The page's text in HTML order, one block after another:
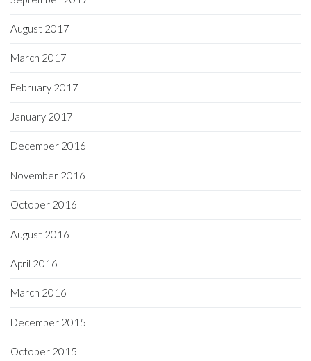
August 2017
March 2017
February 2017
January 2017
December 2016
November 2016
October 2016
August 2016
April 2016
March 2016
December 2015
October 2015